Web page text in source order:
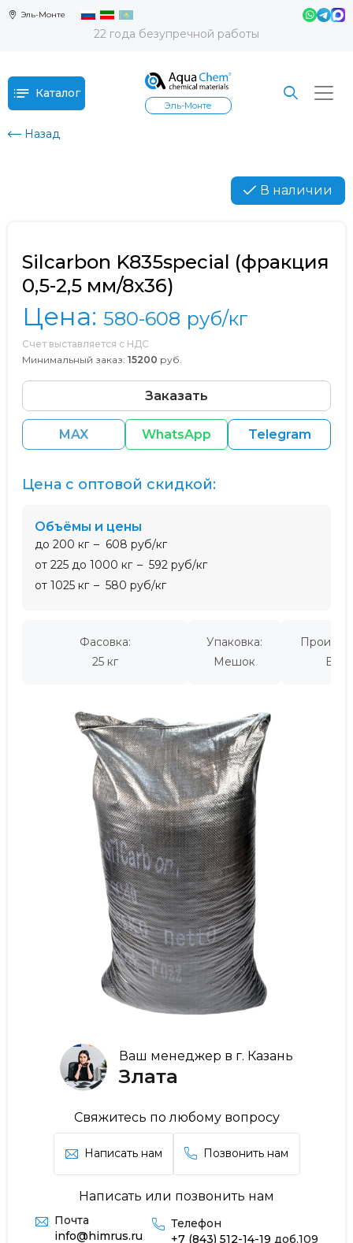
Эль-Монте
22 года безупречной работы
Каталог
Эль-Монте
Назад
В наличии
Ваш менеджер в г. Казань
Злата
Свяжитесь по любому вопросу
Написать нам Позвонить нам
Написать или позвонить нам
Почта
info@himrus.ru
Телефон
+7 (843) 512-14-19 доб.109
Silcarbon K835special (фракция
0,5-2,5 мм/8х36)
Цена: 580-608 руб/кг
Счет выставляется с НДС
Минимальный заказ: 15200 руб.
Заказать
MAX WhatsApp Telegram
Фасовка:
25 кг
Упаковка:
Мешок
Цена с оптовой скидкой:
Объёмы и цены
до 200 кг
608 руб/кг
от 225 до 1000 кг
592 руб/кг
от 1025 кг
580 руб/кг